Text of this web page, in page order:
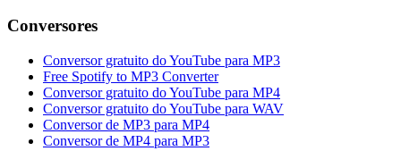
Conversores
Conversor gratuito do YouTube para MP3
Free Spotify to MP3 Converter
Conversor gratuito do YouTube para MP4
Conversor gratuito do YouTube para WAV
Conversor de MP3 para MP4
Conversor de MP4 para MP3